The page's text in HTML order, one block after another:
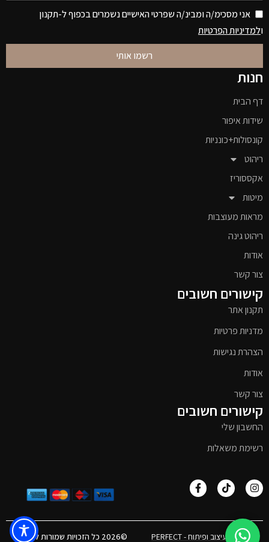
אני מסכימ/ה ומבינ/ה שפרטי האישיים נשמרים בכפוף ל-תקנון
ולמדיניות הפרטיות
רשמו אותי
חנות
דף הבית
שידות איפור
קונסולות+כונניות
ריהוט
אקססוריז
מיטות
מראות מעוצבות
ריהוט גינה
אודות
צור קשר
קישורים חשובים
תקנון אתר
מדניות פרטיות
הצהרת נגישות
אודות
צור קשר
קישורים חשובים
החשבון שלי
רשימת משאלות
אפיון, עיצוב ופיתוח - PERFECT ©2026 כל הזכויות שמורות לטימבר